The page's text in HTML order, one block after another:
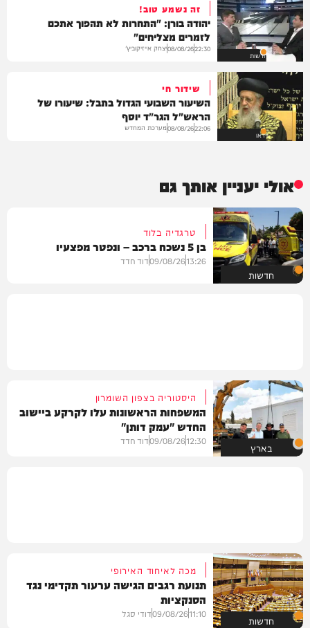
חדשות
זה נשמע טוב!
יהודה בורן: "התחרות לא תהפוך אתכם
לזמרים מצליחים"
22:30
08/08/26יצחק אייזיקוביץ'
וידאו
שידור חי
השיעור השבועי הגדול בתבל: שיעורו של
הראש"ל הגר"ד יוסף
22:06
08/08/26מערכת המחדש
אולי יעניין אותך גם
חדשות
טרגדיה בלוד
בן 5 נשכח ברכב – ונפטר מפצעיו
13:26
09/08/26דוד חדד
בארץ
היסטוריה בצפון השומרון
המשפחות הראשונות עלו לקרקע ביישוב
החדש "עמק דותן"
12:30
09/08/26דוד חדד
חדשות
מכה לאיחוד האירופי
תנועת רגבים הגישה ערעור תקדימי נגד
הסנקציות
11:10
09/08/26דודי סגל